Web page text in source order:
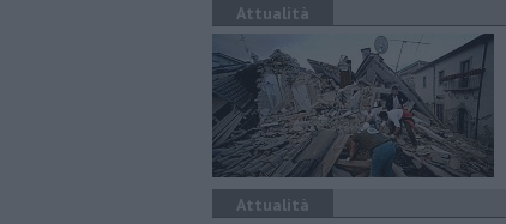
Attualità
Attualità